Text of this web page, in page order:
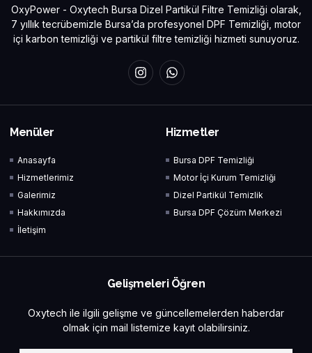
OxyPower - Oxytech Bursa Dizel Partikül Filtre Temizliği olarak,
7 yıllık tecrübemizle Bursa’da profesyonel DPF Temizliği, motor
içi karbon temizliği ve partikül filtre temizliği hizmeti sunuyoruz.
Menüler
Anasayfa
Hizmetlerimiz
Galerimiz
Hakkımızda
İletişim
Hizmetler
Bursa DPF Temizliği
Motor İçi Kurum Temizliği
Dizel Partikül Temizlik
Bursa DPF Çözüm Merkezi
Gelişmeleri Öğren
Oxytech ile ilgili gelişme ve güncellemelerden haberdar
olmak için mail listemize kayıt olabilirsiniz.